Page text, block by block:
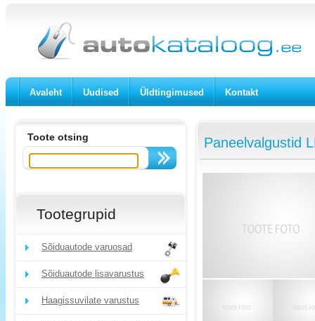
Avaleht Uudised Üldtingimused Kontakt
Toote otsing
Tootegrupid
Sõiduautode varuosad
Sõiduautode lisavarustus
Haagissuvilate varustus
Paneelvalgustid